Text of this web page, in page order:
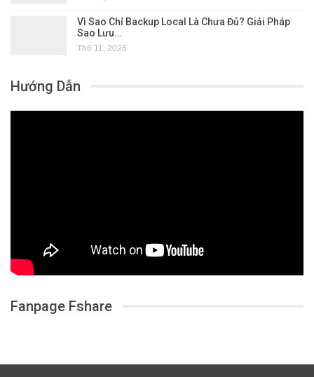
Vì Sao Chỉ Backup Local Là Chưa Đủ? Giải Pháp
Sao Lưu…
Th6 11, 2026
Hướng Dẫn
Fanpage Fshare